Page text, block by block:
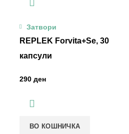
Затвори
REPLEK Forvita+Se, 30
капсули
ден
ВО КОШНИЧКА